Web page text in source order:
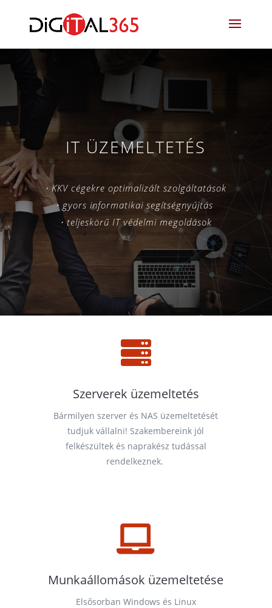
IT ÜZEMELTETÉS
⋅ KKV cégekre optimalizált szolgáltatások
⋅ gyors informatikai segítségnyújtás
⋅ teljeskörű IT védelmi megoldások

Szerverek üzemeltetés
Bármilyen szerver és NAS üzemeltetését
tudjuk vállalni! Szakembereink jól
felkészültek és naprakész tudással
rendelkeznek.

Munkaállomások üzemeltetése
Elsősorban Windows és Linux